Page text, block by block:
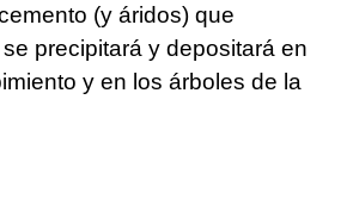
(y áridos) que
precipitará y depositará en
y en los árboles de la